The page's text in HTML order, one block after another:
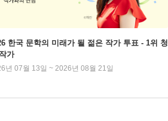
한국 문학의 미래가 될 젊은 작가 투표 - 1위 청
가
년 07월 13일 ~ 2026년 08월 21일